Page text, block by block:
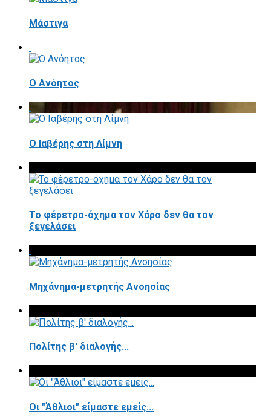
Mάστιγα
Ο Ανόητος
Ο Ιαβέρης στη Λίμνη
To φέρετρο-όχημα τον Χάρο δεν θα τον
ξεγελάσει
Μηχάνημα-μετρητής Ανοησίας
Πολίτης β' διαλογής...
Οι "Άθλιοι" είμαστε εμείς...